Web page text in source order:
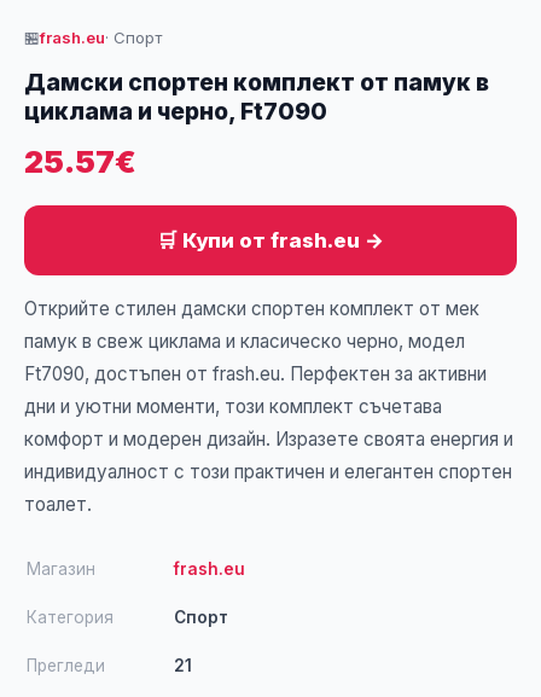
🏪frash.eu· Спорт
Дамски спортен комплект от памук в
циклама и черно, Ft7090
25.57€
🛒 Купи от frash.eu →
Открийте стилен дамски спортен комплект от мек
памук в свеж циклама и класическо черно, модел
Ft7090, достъпен от frash.eu. Перфектен за активни
дни и уютни моменти, този комплект съчетава
комфорт и модерен дизайн. Изразете своята енергия и
индивидуалност с този практичен и елегантен спортен
тоалет.
Магазин frash.eu
Категория Спорт
Прегледи 21